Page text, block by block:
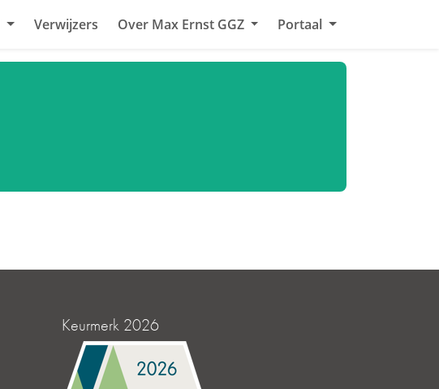
Verwijzers Over Max Ernst GGZ Portaal
Keurmerk 2026